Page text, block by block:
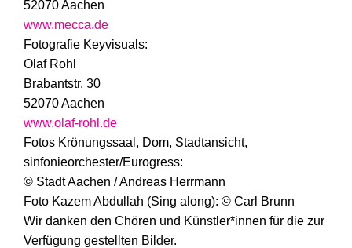
52070 Aachen
www.mecca.de
Fotografie Keyvisuals:
Olaf Rohl
Brabantstr. 30
52070 Aachen
www.olaf-rohl.de
Fotos Krönungssaal, Dom, Stadtansicht,
sinfonieorchester/Eurogress:
© Stadt Aachen / Andreas Herrmann
Foto Kazem Abdullah (Sing along): © Carl Brunn
Wir danken den Chören und Künstler*innen für die zur
Verfügung gestellten Bilder.